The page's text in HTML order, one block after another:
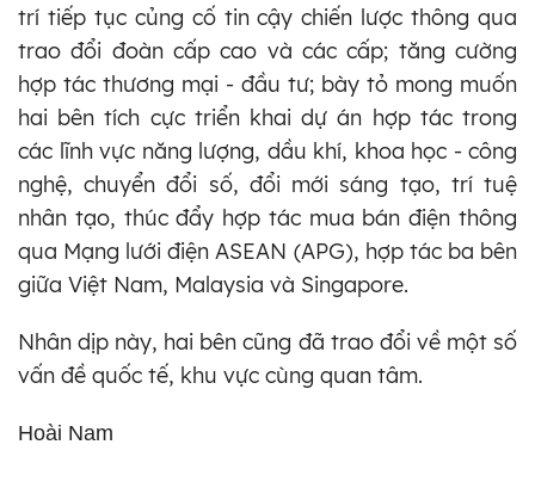
trí tiếp tục củng cố tin cậy chiến lược thông qua
trao đổi đoàn cấp cao và các cấp; tăng cường
hợp tác thương mại - đầu tư; bày tỏ mong muốn
hai bên tích cực triển khai dự án hợp tác trong
các lĩnh vực năng lượng, dầu khí, khoa học - công
nghệ, chuyển đổi số, đổi mới sáng tạo, trí tuệ
nhân tạo, thúc đẩy hợp tác mua bán điện thông
qua Mạng lưới điện ASEAN (APG), hợp tác ba bên
giữa Việt Nam, Malaysia và Singapore.
Nhân dịp này, hai bên cũng đã trao đổi về một số
vấn đề quốc tế, khu vực cùng quan tâm.
Hoài Nam